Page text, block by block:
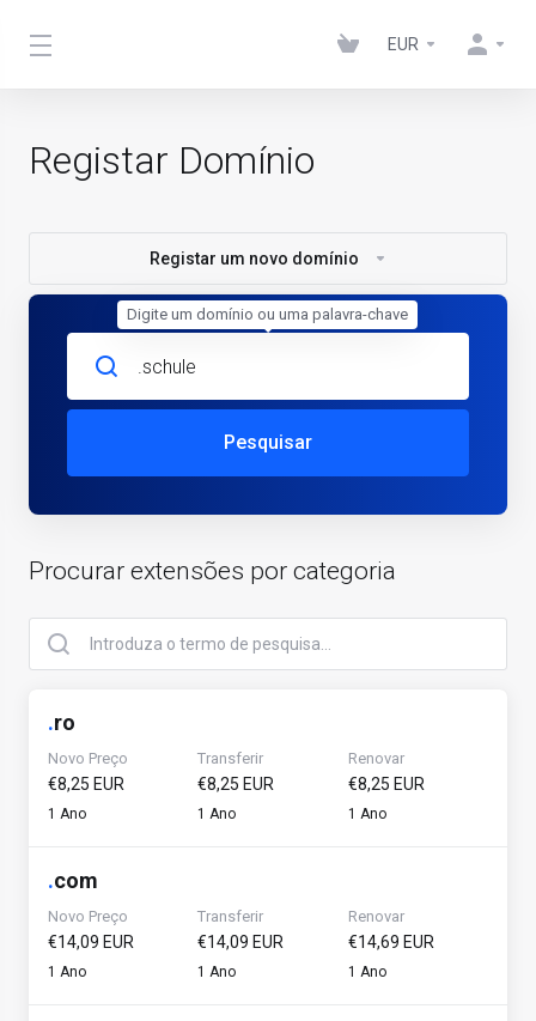
EUR
Registar Domínio
Registar um novo domínio
Pesquisar
Procurar extensões por categoria
.ro
Novo Preço
€8,25 EUR
1 Ano
Transferir
€8,25 EUR
1 Ano
Renovar
€8,25 EUR
1 Ano
.com
Novo Preço
€14,09 EUR
1 Ano
Transferir
€14,09 EUR
1 Ano
Renovar
€14,69 EUR
1 Ano
Digite um domínio ou uma palavra-chave